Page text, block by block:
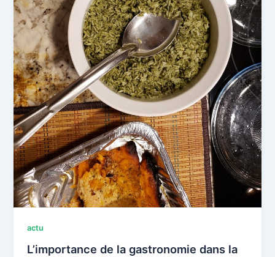
actu
L’importance de la gastronomie dans la